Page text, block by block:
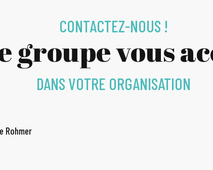
CONTACTEZ-NOUS !
groupe vous
DANS VOTRE ORGANISATION
Rohmer